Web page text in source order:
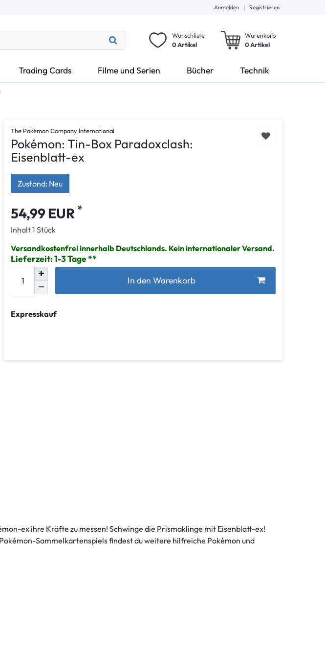
Anmelden | Registrieren
Wunschliste
0 Artikel
Warenkorb
0Artikel
Trading Cards Filme und Serien Bücher Technik
The Pokémon Company International
Pokémon: Tin-Box Paradoxclash:
Eisenblatt-ex
Zustand: Neu
54,99 EUR *
Inhalt1 Stück
Versandkostenfrei innerhalb Deutschlands. Kein internationaler Versand.
Lieferzeit: 1-3 Tage
In den Warenkorb
Expresskauf
ex ihre Kräfte zu messen! Schwinge die Prismaklinge mit Eisenblatt-ex!
Sammelkartenspiels findest du weitere hilfreiche Pokémon und